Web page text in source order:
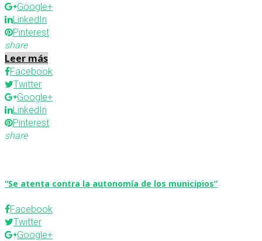
Google+
LinkedIn
Pinterest
share
Leer más
Facebook
Twitter
Google+
LinkedIn
Pinterest
share
“Se atenta contra la autonomía de los municipios”
Facebook
Twitter
Google+